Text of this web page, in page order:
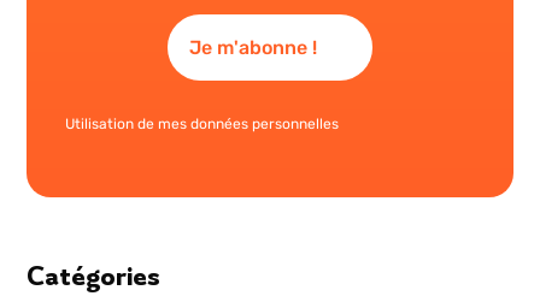
Utilisation de mes données personnelles
Catégories